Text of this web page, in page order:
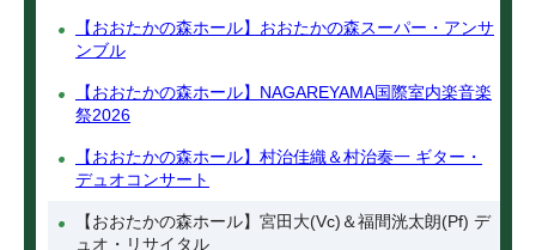
【おおたかの森ホール】おおたかの森スーパー・アンサ
ンブル
【おおたかの森ホール】NAGAREYAMA国際室内楽音楽
祭2026
【おおたかの森ホール】村治佳織＆村治奏一 ギター・
デュオコンサート
【おおたかの森ホール】宮田大(Vc)＆福間洸太朗(Pf) デ
ュオ・リサイタル